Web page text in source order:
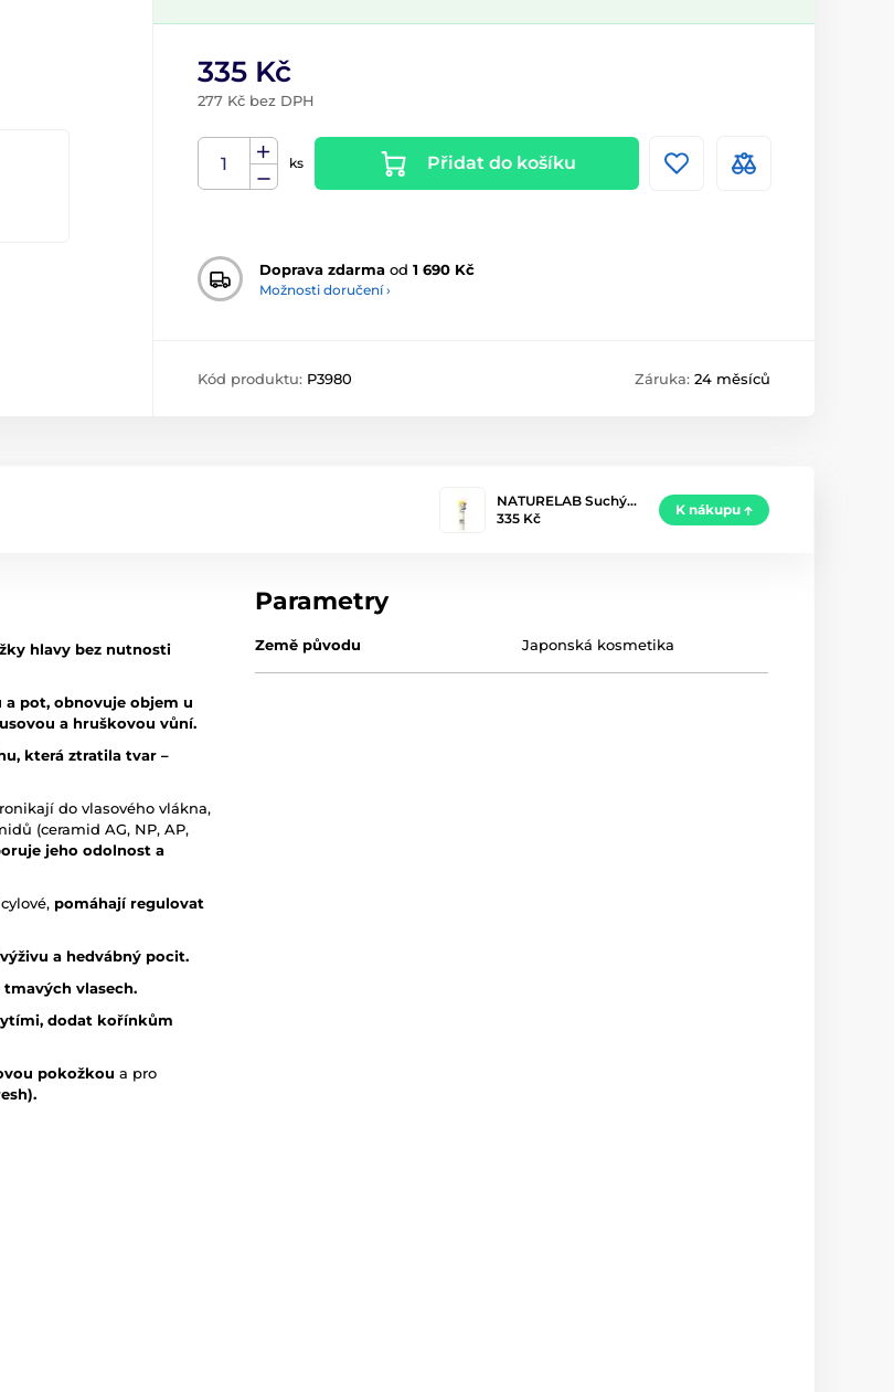
335 Kč
277 Kč bez DPH
ks Přidat do košíku
Doprava zdarma od 1 690 Kč
Možnosti doručení ›
Kód produktu: P3980 Záruka: 24 měsíců
NATURELAB Suchý…
335 Kč
K nákupu
hlavy bez nutnosti
pot, obnovuje objem u
a hruškovou vůní.
která ztratila tvar –
do vlasového vlákna,
(ceramid AG, NP, AP,
jeho odolnost a
pomáhají regulovat
a hedvábný pocit.
tmavých vlasech.
dodat kořínkům
pokožkou a pro
Parametry
Země původu Japonská kosmetika